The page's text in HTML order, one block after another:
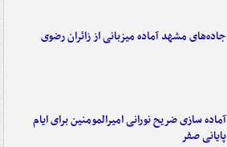
جاده‌های مشهد آماده میزبانی از زائران رضوی
آماده سازی ضریح نورانی امیرالمومنین برای ایام
پایانی صفر